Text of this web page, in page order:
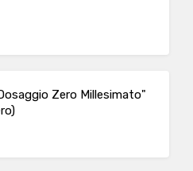
Zero Millesimato"